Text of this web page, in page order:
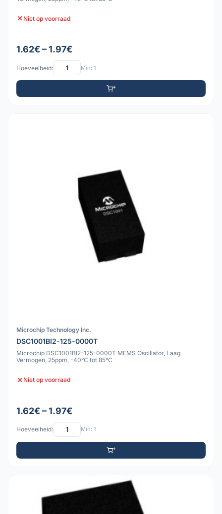
Niet op voorraad
1.62€ – 1.97€
Hoeveelheid: Min: 1
Microchip Technology Inc.
DSC1001BI2-125-0000T
Microchip DSC1001BI2-125-0000T MEMS Oscillator, Laag
Vermogen, 25ppm, -40°C tot 85°C
Niet op voorraad
1.62€ – 1.97€
Hoeveelheid: Min: 1